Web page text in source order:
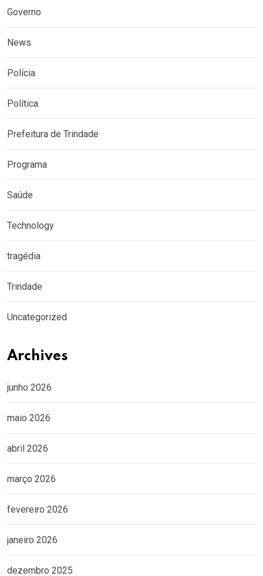
Governo
News
Polícia
Política
Prefeitura de Trindade
Programa
Saúde
Technology
tragédia
Trindade
Uncategorized
Archives
junho 2026
maio 2026
abril 2026
março 2026
fevereiro 2026
janeiro 2026
dezembro 2025